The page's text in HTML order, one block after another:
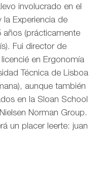
involucrado en el
Experiencia de
años (prácticamente
Fui director de
en Ergonomía
Técnica de Lisboa
aunque también
en la Sloan School
Norman Group.
un placer leerte: juan